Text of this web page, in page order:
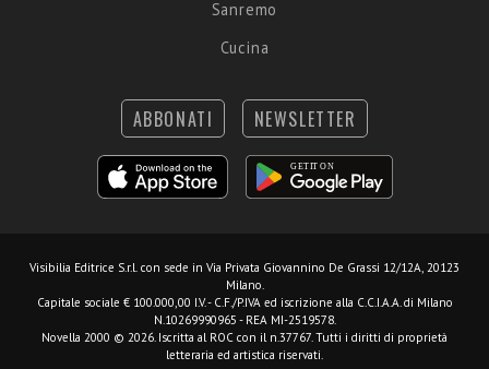
Sanremo
Cucina
ABBONATI NEWSLETTER
Visibilia Editrice S.r.l. con sede in Via Privata Giovannino De Grassi 12/12A, 20123
Milano.
Capitale sociale € 100.000,00 I.V. - C.F./P.IVA ed iscrizione alla C.C.I.A.A. di Milano
N.10269990965 - REA MI-2519578.
Novella 2000 © 2026. Iscritta al ROC con il n.37767. Tutti i diritti di proprietà
letteraria ed artistica riservati.